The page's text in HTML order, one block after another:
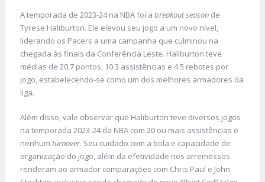
A temporada de 2023-24 na NBA foi a breakout season de
Tyrese Haliburton. Ele elevou seu jogo a um novo nível,
liderando os Pacers a uma campanha que culminou na
chegada às finais da Conferência Leste. Haliburton teve
médias de 20.7 pontos, 10.3 assistências e 4.5 rebotes por
jogo, estabelecendo-se como um dos melhores armadores da
liga.
Além disso, vale observar que Haliburton teve diversos jogos
na temporada 2023-24 da NBA com 20 ou mais assistências e
nenhum turnover. Seu cuidado com a bola e capacidade de
organização do jogo, além da efetividade nos arremessos
renderam ao armador comparações com Chris Paul e John